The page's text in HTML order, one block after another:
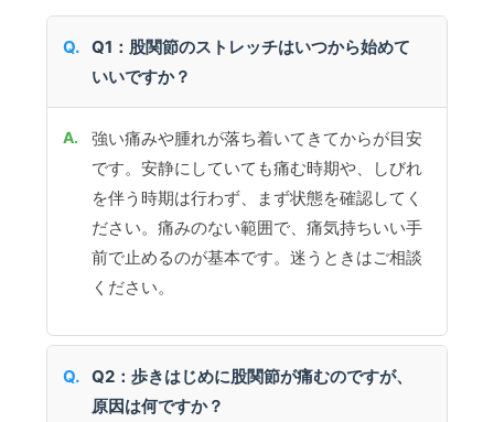
Q1：股関節のストレッチはいつから始めて
いいですか？
強い痛みや腫れが落ち着いてきてからが目安
です。安静にしていても痛む時期や、しびれ
を伴う時期は行わず、まず状態を確認してく
ださい。痛みのない範囲で、痛気持ちいい手
前で止めるのが基本です。迷うときはご相談
ください。
Q2：歩きはじめに股関節が痛むのですが、
原因は何ですか？